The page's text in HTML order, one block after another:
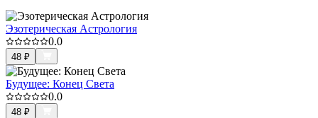
Эзотерическая Астрология
0.0
48 ₽
Будущее: Конец Света
0.0
48 ₽